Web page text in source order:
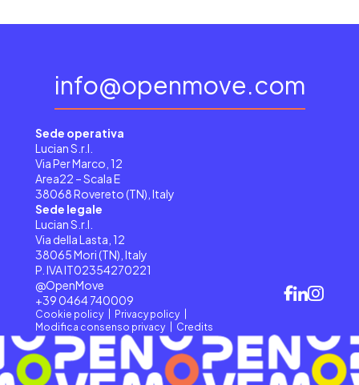
info@openmove.com
Sede operativa
Lucian S.r.l.
Via Per Marco, 12
Area22 – Scala E
38068 Rovereto (TN), Italy
Sede legale
Lucian S.r.l.
Via della Lasta, 12
38065 Mori (TN), Italy
P. IVA IT02354270221
@OpenMove
+39 0464 740009
Cookie policy
Privacy policy
Modifica consenso privacy
Credits